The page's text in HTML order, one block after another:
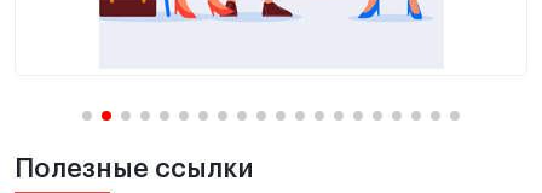
Полезные ссылки